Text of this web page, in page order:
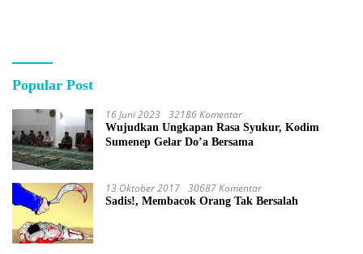
Popular Post
16 Juni 2023 32186 Komentar
Wujudkan Ungkapan Rasa Syukur, Kodim
Sumenep Gelar Do’a Bersama
13 Oktober 2017 30687 Komentar
Sadis!, Membacok Orang Tak Bersalah